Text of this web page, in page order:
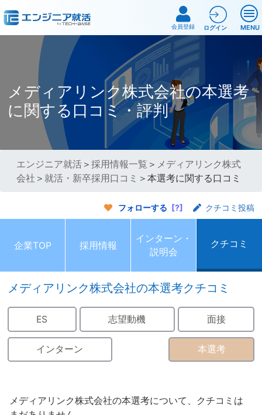
MENU
会員登録 ログイン
メディアリンク株式会社の本選考
に関する口コミ・評判
エンジニア就活 ＞採用情報一覧 ＞ メディアリンク株式
会社 ＞就活・新卒採用口コミ ＞本選考に関する口コミ
フォローする [?] クチコミ投稿
企業TOP 採用情報
インターン・
説明会
クチコミ
メディアリンク株式会社の本選考クチコミ
ES 志望動機 面接
インターン 本選考
メディアリンク株式会社の本選考について、クチコミは